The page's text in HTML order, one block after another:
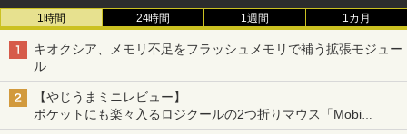
1時間 24時間 1週間 1カ月
キオクシア、メモリ不足をフラッシュメモリで補う拡張モジュー
ル
【やじうまミニレビュー】
ポケットにも楽々入るロジクールの2つ折りマウス「Mobi